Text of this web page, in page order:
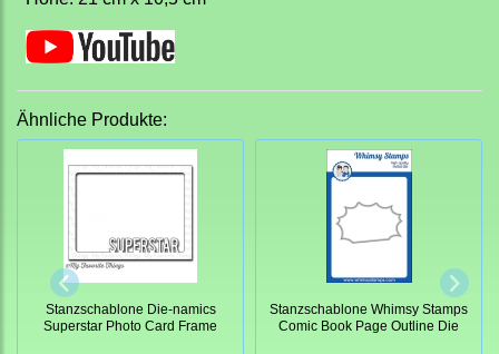
Ähnliche Produkte:
Stanzschablone Die-namics
Superstar Photo Card Frame
Stanzschablone Whimsy Stamps
Comic Book Page Outline Die